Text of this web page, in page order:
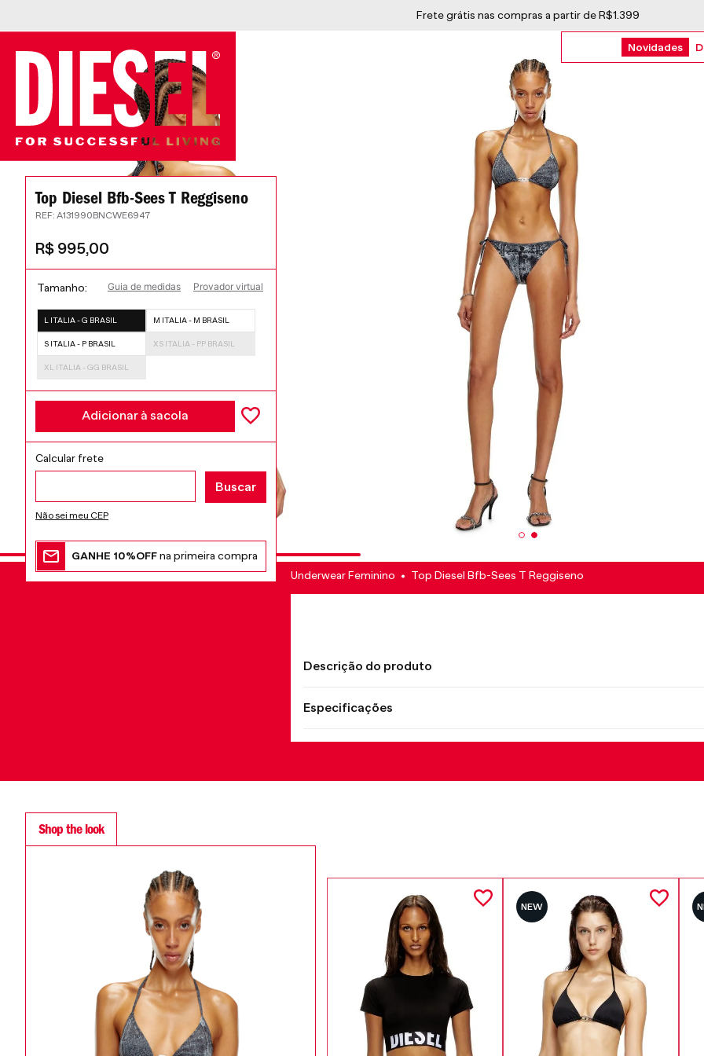
Em até 6X sem juros
Novidades
Top Diesel Bfb-Sees T Reggiseno
: A131990BNCWE6947
R$ 995,00
Provador virtual
Guia de medidas
Tamanho
L ITALIA - G BRASIL M ITALIA - M BRASIL
S ITALIA - P BRASIL XS ITALIA - PP BRASIL
XL ITALIA - GG BRASIL
Adicionar à sacola
Não sei meu CEP
GANHE 10%OFFna primeira compra
Underwear Feminino
Top Diesel Bfb-Sees T Reggiseno
Descrição do produto
Especificações
Shop the look
NEW